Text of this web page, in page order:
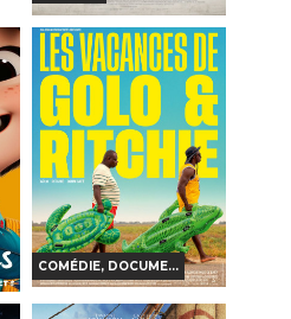
DE LA COMÉDIE-
FRANÇAISE
Horaires et Infos
Bande-annonce
Réservation
TOUT PUBLIC
VF
COMÉDIE, DOCUME...
LES VACANCES DE